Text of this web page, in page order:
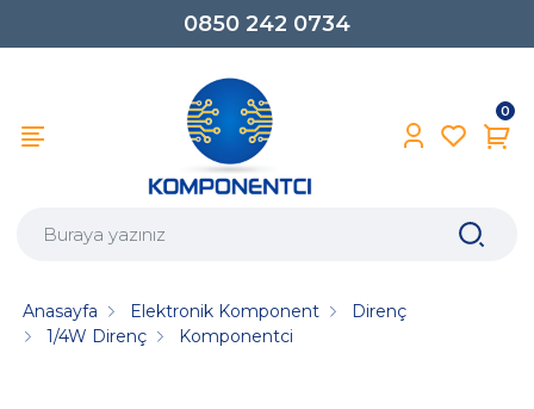
0850 242 0734
0
Anasayfa Elektronik Komponent
Direnç
1/4W Direnç
Komponentci